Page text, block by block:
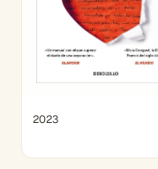
2023